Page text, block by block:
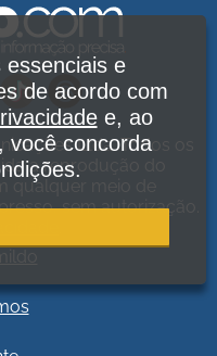
Ltda. Todos os
a reprodução do
qualquer meio de
sem autorização.
essenciais e
de acordo com
e, ao
você concorda